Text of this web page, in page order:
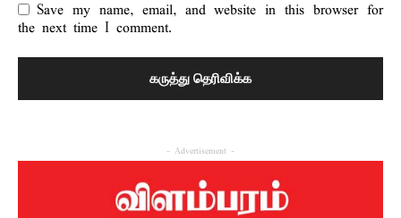
Save my name, email, and website in this browser for
the next time I comment.
- Advertisement -